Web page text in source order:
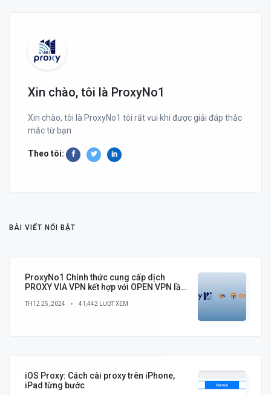
Xin chào, tôi là ProxyNo1
Xin chào, tôi là ProxyNo1 tôi rất vui khi được giải đáp thắc
mắc từ bạn
Theo tôi:
BÀI VIẾT NỔI BẬT
ProxyNo1 Chính thức cung cấp dịch
PROXY VIA VPN kết hợp với OPEN VPN lần
TH12 25, 2024 41,442 LƯỢT XEM
iOS Proxy: Cách cài proxy trên iPhone,
iPad từng bước